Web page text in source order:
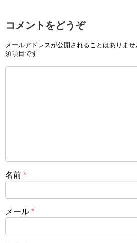
コメントをどうぞ
メールアドレスが公開されることはありませ
須項目です
名前 *
メール *